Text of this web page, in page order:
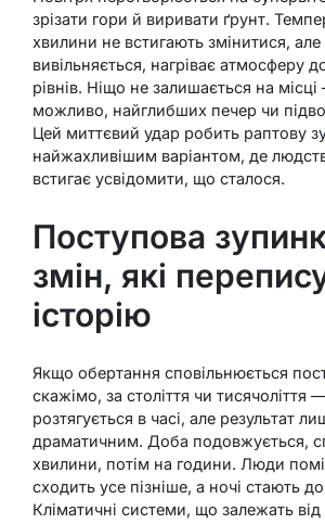
зрізати гори й виривати ґрунт.
хвилини не встигають змінитися, але
вивільняється, нагріває атмосферу
рівнів. Ніщо не залишається на
можливо, найглибших печер чи
Цей миттєвий удар робить раптову
найжахливішим варіантом, де
встигає усвідомити, що сталося.
Поступова
змін, які
історію
Якщо обертання сповільнюється
скажімо, за століття чи тисячоліття
розтягується в часі, але результат
драматичним. Доба подовжується,
хвилини, потім на години. Люди
сходить усе пізніше, а ночі стають
Кліматичні системи, що залежать